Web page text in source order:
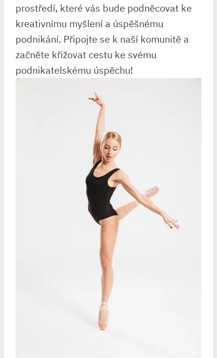
prostředí, které vás bude podněcovat ke
kreativnímu myšlení a úspěšnému
podnikání. Připojte se k naší komunitě a
začněte křižovat cestu ke svému
podnikatelskému úspěchu!